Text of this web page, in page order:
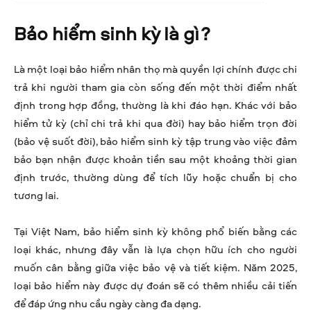
Bảo hiểm sinh kỳ là gì?
Là một loại bảo hiểm nhân thọ mà quyền lợi chính được chi
trả khi người tham gia còn sống đến một thời điểm nhất
định trong hợp đồng, thường là khi đáo hạn. Khác với bảo
hiểm tử kỳ (chỉ chi trả khi qua đời) hay bảo hiểm trọn đời
(bảo vệ suốt đời), bảo hiểm sinh kỳ tập trung vào việc đảm
bảo bạn nhận được khoản tiền sau một khoảng thời gian
định trước, thường dùng để tích lũy hoặc chuẩn bị cho
tương lai.
Tại Việt Nam, bảo hiểm sinh kỳ không phổ biến bằng các
loại khác, nhưng đây vẫn là lựa chọn hữu ích cho người
muốn cân bằng giữa việc bảo vệ và tiết kiệm. Năm 2025,
loại bảo hiểm này được dự đoán sẽ có thêm nhiều cải tiến
để đáp ứng nhu cầu ngày càng đa dạng.